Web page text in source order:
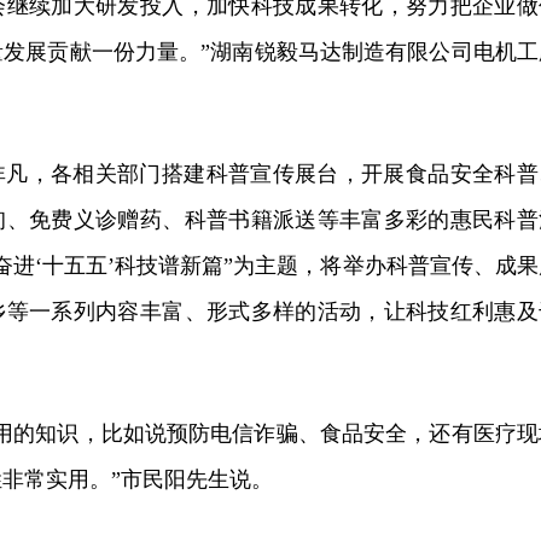
续加大研发投入，加快科技成果转化，努力把企业
展贡献一份力量。”湖南锐毅马达制造有限公司电机
，各相关部门搭建科普宣传展台，开展食品安全科普
免费义诊赠药、科普书籍派送等丰富多彩的惠民科
进‘十五五’科技谱新篇”为主题，将举办科普宣传、成
一系列内容丰富、形式多样的活动，让科技红利惠
的知识，比如说预防电信诈骗、食品安全，还有医疗
常实用。”市民阳先生说。